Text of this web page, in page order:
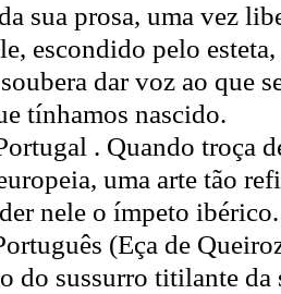
sua prosa, uma vez
escondido pelo
dar voz ao que
tínhamos nascido.
. Quando troça
uma arte tão
nele o ímpeto
(Eça de
do sussurro titilante da